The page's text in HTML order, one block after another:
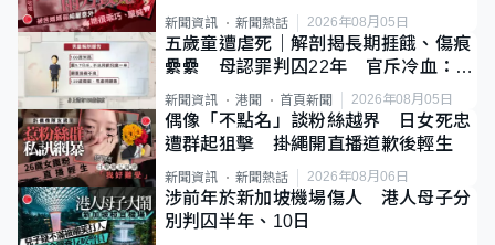
新聞資訊 新聞熱話 2026年08月05日
五歲童遭虐死｜解剖揭長期捱餓、傷痕
纍纍 母認罪判囚22年 官斥冷血：同
類案最惡劣
新聞資訊 港聞 首頁新聞 2026年08月05日
偶像「不點名」談粉絲越界 日女死忠
遭群起狙擊 掛繩開直播道歉後輕生
新聞資訊 新聞熱話 2026年08月06日
涉前年於新加坡機場傷人 港人母子分
別判囚半年、10日